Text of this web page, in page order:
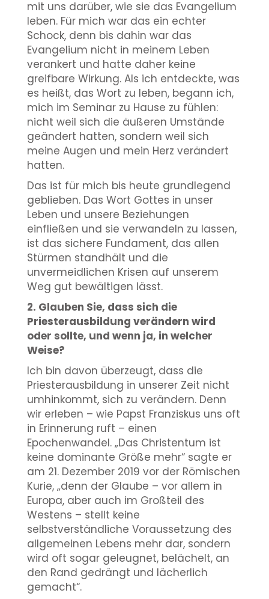
mit uns darüber, wie sie das Evangelium
leben. Für mich war das ein echter
Schock, denn bis dahin war das
Evangelium nicht in meinem Leben
verankert und hatte daher keine
greifbare Wirkung. Als ich entdeckte, was
es heißt, das Wort zu leben, begann ich,
mich im Seminar zu Hause zu fühlen:
nicht weil sich die äußeren Umstände
geändert hatten, sondern weil sich
meine Augen und mein Herz verändert
hatten.
Das ist für mich bis heute grundlegend
geblieben. Das Wort Gottes in unser
Leben und unsere Beziehungen
einfließen und sie verwandeln zu lassen,
ist das sichere Fundament, das allen
Stürmen standhält und die
unvermeidlichen Krisen auf unserem
Weg gut bewältigen lässt.
2. Glauben Sie, dass sich die
Priesterausbildung verändern wird
oder sollte, und wenn ja, in welcher
Weise?
Ich bin davon überzeugt, dass die
Priesterausbildung in unserer Zeit nicht
umhinkommt, sich zu verändern. Denn
wir erleben – wie Papst Franziskus uns oft
in Erinnerung ruft – einen
Epochenwandel. „Das Christentum ist
keine dominante Größe mehr“ sagte er
am 21. Dezember 2019 vor der Römischen
Kurie, „denn der Glaube – vor allem in
Europa, aber auch im Großteil des
Westens – stellt keine
selbstverständliche Voraussetzung des
allgemeinen Lebens mehr dar, sondern
wird oft sogar geleugnet, belächelt, an
den Rand gedrängt und lächerlich
gemacht“.